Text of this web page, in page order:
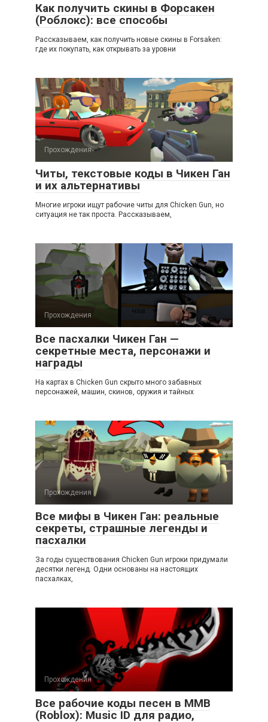
Как получить скины в Форсакен
(Роблокс): все способы
Рассказываем, как получить новые скины в Forsaken:
где их покупать, как открывать за уровни
Прохождения
Читы, текстовые коды в Чикен Ган
и их альтернативы
Многие игроки ищут рабочие читы для Chicken Gun, но
ситуация не так проста. Рассказываем,
Прохождения
Все пасхалки Чикен Ган —
секретные места, персонажи и
награды
На картах в Chicken Gun скрыто много забавных
персонажей, машин, скинов, оружия и тайных
Прохождения
Все мифы в Чикен Ган: реальные
секреты, страшные легенды и
пасхалки
За годы существования Chicken Gun игроки придумали
десятки легенд. Одни основаны на настоящих
пасхалках,
Прохождения
Все рабочие коды песен в ММВ
(Roblox): Music ID для радио,